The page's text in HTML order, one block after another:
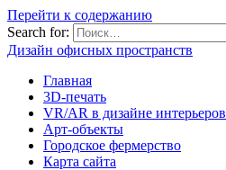
Перейти к содержанию
Search for:
Дизайн офисных пространств
Главная
3D-печать
VR/AR в дизайне интерьеров
Арт-объекты
Городское фермерство
Карта сайта